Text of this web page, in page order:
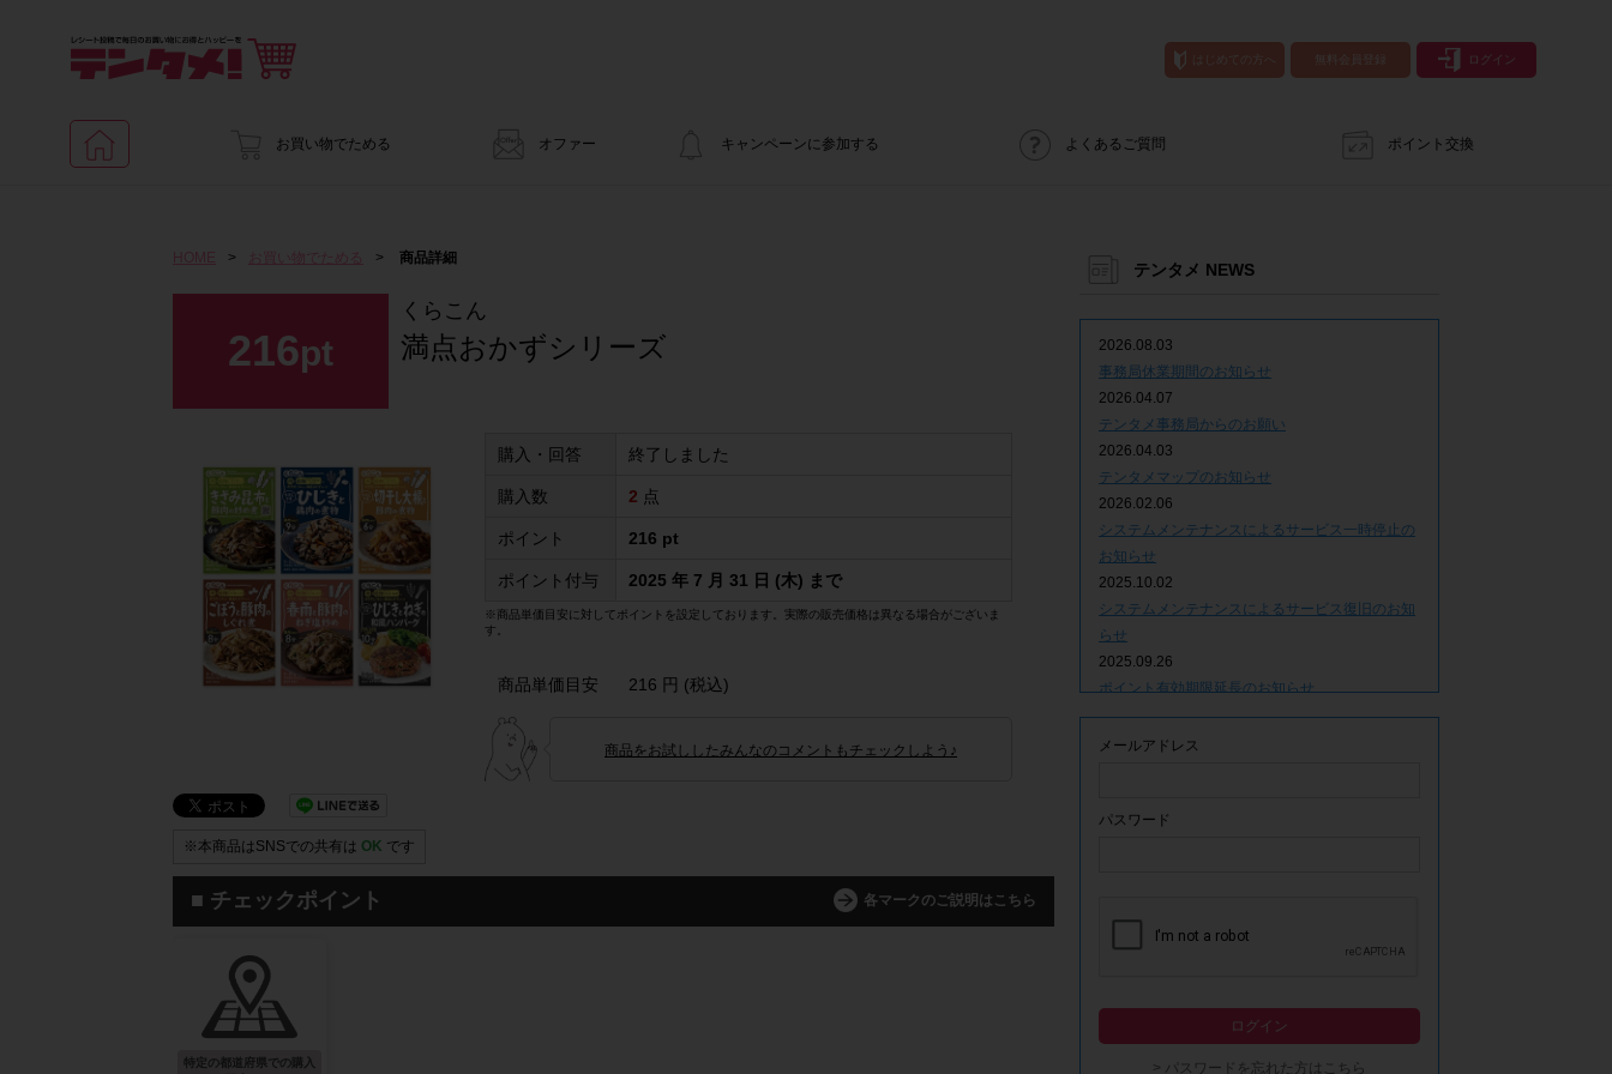
はじめての方へ 無料会員登録 ログイン
お買い物でためる オファー キャンペーンに参加する よくあるご質問 ポイント交換
HOME > お買い物でためる > 商品詳細
216pt
くらこん
満点おかずシリーズ
購入・回答 終了しました
購入数 2 点
ポイント 216 pt
ポイント付与 2025 年 7 月 31 日 (木) まで
※商品単価目安に対してポイントを設定しております。実際の販売価格は異なる場合がございま
す。
商品単価目安 216 円 (税込)
商品をお試ししたみんなのコメントもチェックしよう♪
※本商品はSNSでの共有は OK です
■ チェックポイント 各マークのご説明はこちら
特定の都道府県での購入
テンタメ NEWS
2026.08.03
事務局休業期間のお知らせ
2026.04.07
テンタメ事務局からのお願い
2026.04.03
テンタメマップのお知らせ
2026.02.06
システムメンテナンスによるサービス一時停止の
お知らせ
2025.10.02
システムメンテナンスによるサービス復旧のお知
らせ
2025.09.26
ポイント有効期限延長のお知らせ
2025.09.09
システムメンテナンスによるサービス一時停止の
ｘ(旧Twitter)での「簡単ログイン」停止のお知ら
2023.04.21
【ゴールデンウィーク休業期間につきまして】
システムメンテナンスによるサービス一時停止の
メールアドレス
パスワード
ログイン
> パスワードを忘れた方はこちら